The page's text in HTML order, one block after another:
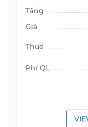
Tầng
Giá
Thuế
Phí QL